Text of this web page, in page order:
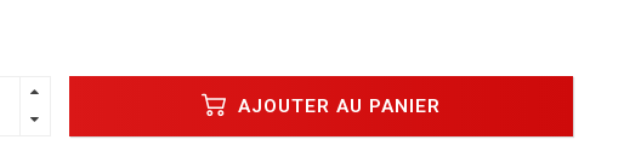
AJOUTER AU PANIER